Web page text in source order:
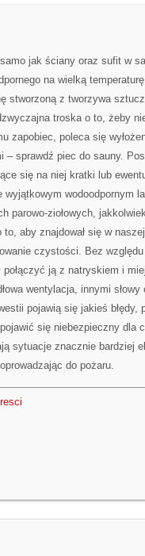
jak ściany oraz sufit w
na wielką
stworzoną z tworzywa
troska o to, żeby
zapobiec, poleca się
– sprawdź piec do sauny.
się na niej kratki lub
wodoodpornym
parowo-ziołowych,
to, aby znajdował się w
czystości. Bez
ją z natryskiem i
wentylacja, innymi
pojawią się jakieś
się niebezpieczny dla
sytuacje znacznie bardziej
do pożaru.